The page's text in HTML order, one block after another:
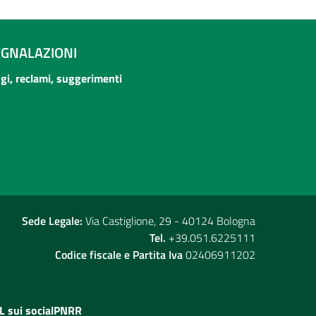
reclami, suggerimenti
Sede Legale: Via Castiglione, 29 - 40124 Bologna
Tel. +39.051.6225111
Codice fiscale e Partita Iva02406911202
sui socialPNRR